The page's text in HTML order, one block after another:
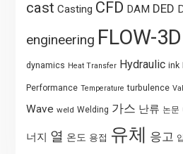
cast Casting CFD DAM DED
engineering FLOW-3D
dynamics Heat Transfer Hydraulic ink
Performance Temperature turbulence
Wave weld Welding 가스 난류 논문
너지 열 온도 용접 유체 응고